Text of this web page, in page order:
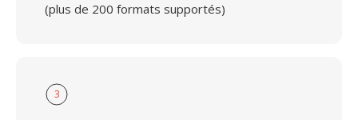
(plus de 200 formats supportés)
3